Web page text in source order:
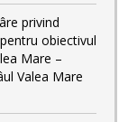
privind
obiectivul
Mare –
Valea Mare